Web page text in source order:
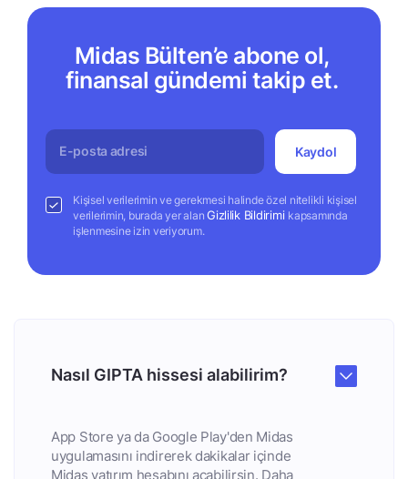
Midas Bülten’e abone ol,
finansal gündemi takip et.
Kaydol
Kişisel verilerimin ve gerekmesi halinde özel nitelikli kişisel
verilerimin, burada yer alanGizlilik Bildirimi kapsamında
işlenmesine izin veriyorum.
Nasıl GIPTA hissesi alabilirim?
App Store ya da Google Play'den Midas
uygulamasını indirerek dakikalar içinde
Midas yatırım hesabını açabilirsin. Daha